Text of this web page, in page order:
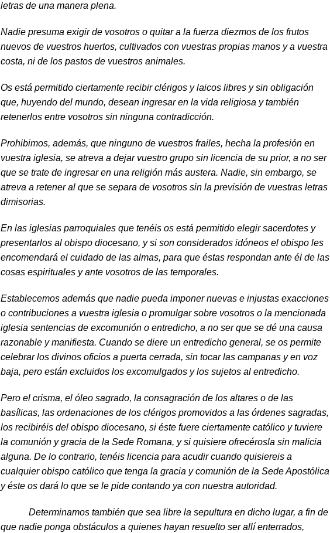
letras de una manera plena.
Nadie presuma exigir de vosotros o quitar a la fuerza diezmos de los frutos
nuevos de vuestros huertos, cultivados con vuestras propias manos y a vuestra
costa, ni de los pastos de vuestros animales.
Os está permitido ciertamente recibir clérigos y laicos li­bres y sin obligación
que, huyendo del mundo, desean ingre­sar en la vida religiosa y también
retenerlos entre vosotros sin ninguna contradicción.
Prohibimos, además, que ninguno de vuestros frailes, hecha la profesión en
vuestra iglesia, se atreva a dejar vuestro grupo sin licencia de su prior, a no ser
que se trate de ingre­sar en una religión más austera. Nadie, sin embargo, se
atreva a retener al que se separa de vosotros sin la previsión de vuestras letras
dimisorias.
En las iglesias parroquiales que tenéis os está permitido elegir sacerdotes y
presentarlos al obispo diocesano, y si son considerados idóneos el obispo les
encomendará el cuidado de las almas, para que éstas respondan ante él de las
cosas espirituales y ante vosotros de las temporales.
Establecemos además que nadie pueda imponer nuevas e injustas exacciones
o contribuciones a vuestra iglesia o pro­mulgar sobre vosotros o la mencionada
iglesia sentencias de excomunión o entredicho, a no ser que se dé una causa
razonable y manifiesta. Cuando se diere un entredicho general, se os permite
celebrar los divinos oficios a puerta cerrada, sin tocar las campanas y en voz
baja, pero están excluidos los exco­mulgados y los sujetos al entredicho.
Pero el crisma, el óleo sagrado, la consagración de los al­tares o de las
basílicas, las ordenaciones de los clérigos promovidos a las órdenes sagradas,
los recibiréis del obispo dio­cesano, si éste fuere ciertamente católico y tuviere
la comu­nión y gracia de la Sede Romana, y si quisiere ofrecérosla sin malicia
alguna. De lo contrario, tenéis licencia para acudir cuando quisiereis a
cualquier obispo católico que tenga la gracia y comunión de la Sede Apostólica
y éste os dará lo que se le pide contando ya con nuestra autoridad.
Determinamos también que sea libre la sepultura en dicho lugar, a fin de
que nadie ponga obstáculos a quienes hayan resuelto ser allí enterrados,